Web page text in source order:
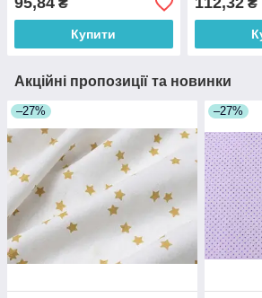
₴
Купити
₴
Акційні пропозиції та новинки
–27% –27%